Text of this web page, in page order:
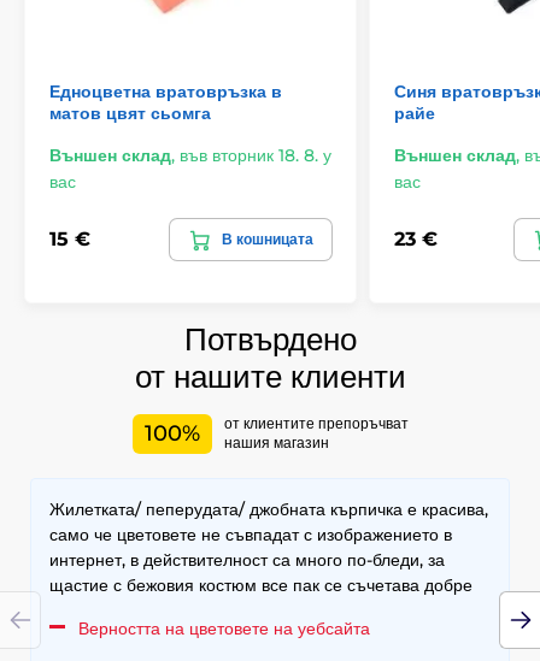
Едноцветна вратовръзка в
матов цвят сьомга
Външен склад, във вторник 18. 8. у
вас
15 € В кошницата
Синя
райе
Външен склад,
вас
23 €
Потвърдено
от нашите клиенти
100%
от клиентите препоръчват
нашия магазин
Жилетката/ пеперудата/ джобната кърпичка е красива,
само че цветовете не съвпадат с изображението в
интернет, в действителност са много по-бледи, за
щастие с бежовия костюм все пак се съчетава добре
Верността на цветовете на уебсайта